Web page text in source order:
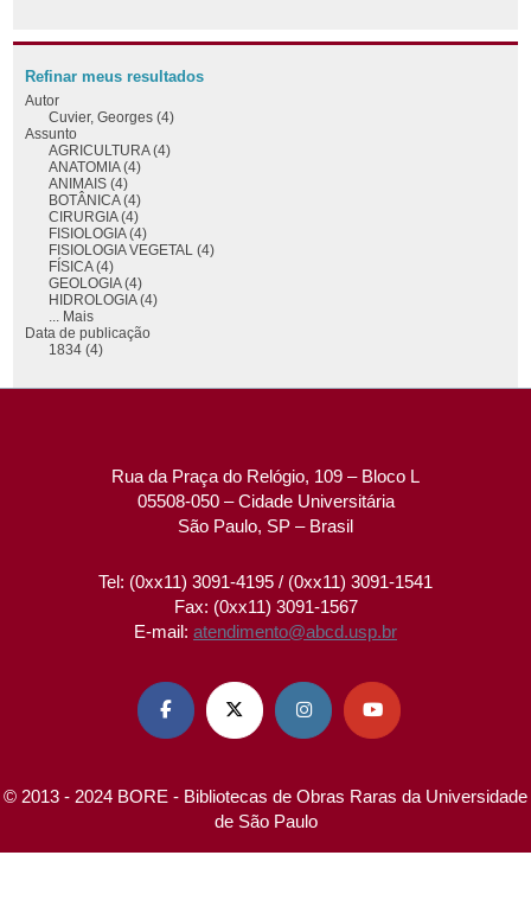
Refinar meus resultados
Autor
Cuvier, Georges (4)
Assunto
AGRICULTURA (4)
ANATOMIA (4)
ANIMAIS (4)
BOTÂNICA (4)
CIRURGIA (4)
FISIOLOGIA (4)
FISIOLOGIA VEGETAL (4)
FÍSICA (4)
GEOLOGIA (4)
HIDROLOGIA (4)
... Mais
Data de publicação
1834 (4)
Rua da Praça do Relógio, 109 – Bloco L
05508-050 – Cidade Universitária
São Paulo, SP – Brasil
Tel: (0xx11) 3091-4195 / (0xx11) 3091-1541
Fax: (0xx11) 3091-1567
E-mail: atendimento@abcd.usp.br
   
© 2013 - 2024 BORE - Bibliotecas de Obras Raras da Universidade
de São Paulo